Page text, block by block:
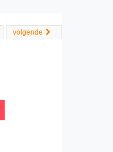
volgende